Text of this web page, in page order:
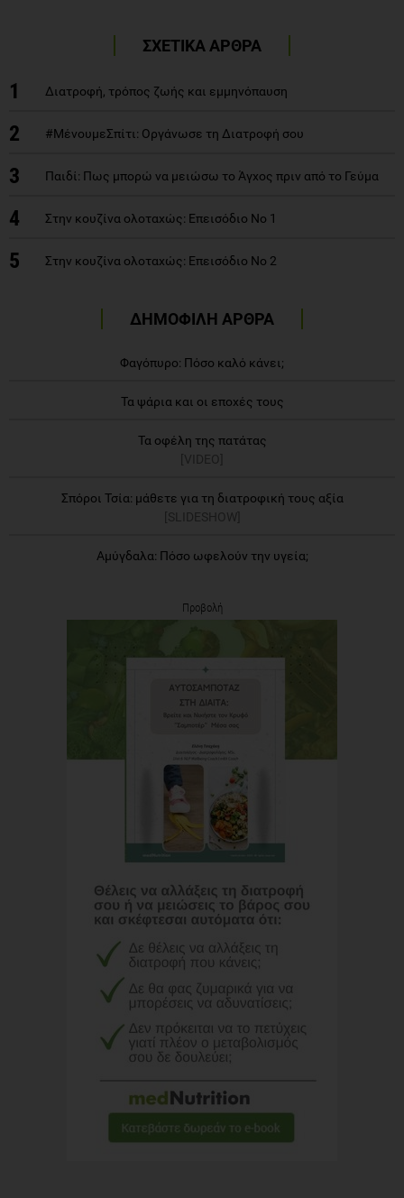
ΣΧΕΤΙΚΑ ΑΡΘΡΑ
1 Διατροφή, τρόπος ζωής και εμμηνόπαυση
2 #ΜένουμεΣπίτι: Οργάνωσε τη Διατροφή σου
3 Παιδί: Πως μπορώ να μειώσω το Άγχος πριν από το Γεύμα
4 Στην κουζίνα ολοταχώς: Επεισόδιο Νο 1
5 Στην κουζίνα ολοταχώς: Επεισόδιο Νο 2
ΔΗΜΟΦΙΛΗ ΑΡΘΡΑ
Φαγόπυρο: Πόσο καλό κάνει;
Τα ψάρια και οι εποχές τους
Τα οφέλη της πατάτας
[VIDEO]
Σπόροι Τσία: μάθετε για τη διατροφική τους αξία
[SLIDESHOW]
Αμύγδαλα: Πόσο ωφελούν την υγεία;
Προβολή